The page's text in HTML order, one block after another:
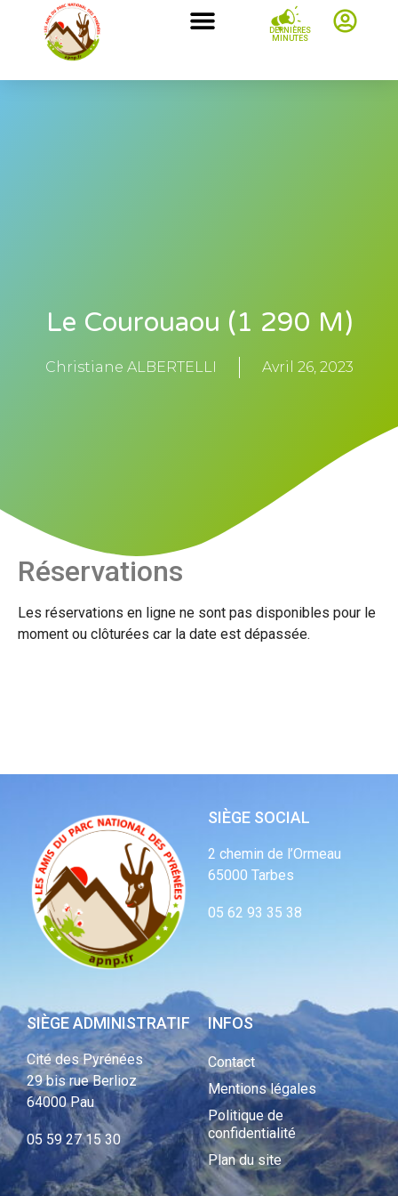
DERNIÈRES
MINUTES
Le Courouaou (1 290 M)
Christiane ALBERTELLI Avril 26, 2023
Réservations
Les réservations en ligne ne sont pas disponibles pour le
moment ou clôturées car la date est dépassée.
SIÈGE SOCIAL
2 chemin de l’Ormeau
65000 Tarbes
05 62 93 35 38
SIÈGE ADMINISTRATIF
Cité des Pyrénées
29 bis rue Berlioz
64000 Pau
05 59 27 15 30
INFOS
Contact
Mentions légales
Politique de
confidentialité
Plan du site